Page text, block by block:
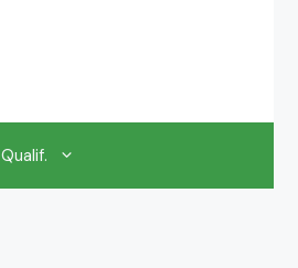
Qualif.